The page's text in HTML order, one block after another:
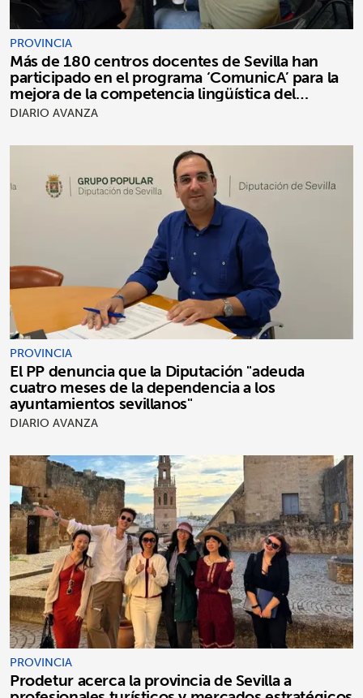
PROVINCIA
Más de 180 centros docentes de Sevilla han
participado en el programa ‘ComunicA’ para la
mejora de la competencia lingüística del
alumnado
DIARIO AVANZA
PROVINCIA
El PP denuncia que la Diputación "adeuda
cuatro meses de la dependencia a los
ayuntamientos sevillanos"
DIARIO AVANZA
PROVINCIA
Prodetur acerca la provincia de Sevilla a